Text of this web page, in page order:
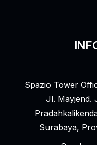
Spazio Tower
Jl. Mayjend.
Surabaya,